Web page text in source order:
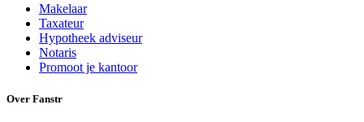
Makelaar
Taxateur
Hypotheek adviseur
Notaris
Promoot je kantoor
Over Fanstr